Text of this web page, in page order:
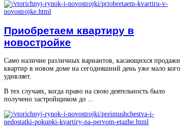
Приобретаем квартиру в
новостройке
Само наличие различных вариантов, касающихся продажи
квартир в новом доме на сегодняшний день уже мало кого
удивляет.
В тех случаях, когда право на свою деятельность было
получено застройщиком до ...